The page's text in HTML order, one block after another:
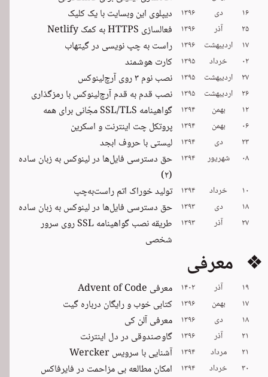
۱۶ دی ۱۳۹۶ دیپلوی این وبسایت با یک کلیک
۲۵ آذر ۱۳۹۶ فعالسازی HTTPS به کمک Netlify
۱۷ اردیبهشت ۱۳۹۶ راست به چپ نویسی در گیتهاب
۰۲ خرداد ۱۳۹۵ کارت هوشمند
۲۷ اردیبهشت ۱۳۹۵ نصب نوم ۳ روی آرچ‌لینوکس
۲۶ اردیبهشت ۱۳۹۵ نصب قدم به قدم آرچ‌لینوکس با رمزگذاری
۱۲ بهمن ۱۳۹۴ گواهینامه SSL/TLS مجّانی برای همه
۰۶ بهمن ۱۳۹۴ پروتکل چت اینترنت و اسکرین
۲۳ دی ۱۳۹۴ لیستی با حروف ابجد
۰۸ شهریور ۱۳۹۴
حق دسترسی فایل‌ها در لینوکس به زبان ساده
(۲)
۱۰ خرداد ۱۳۹۴ تولید خوراک اتم راست‌به‌چپ
۱۸ دی ۱۳۹۳ حق دسترسی فایل‌ها در لینوکس به زبان ساده
۲۷ آذر ۱۳۹۳
طریقه نصب گواهینامه SSL روی سرور
شخصی
❖ معرفی
۱۹ آذر ۱۴۰۲ معرفی Advent of Code
۱۷ بهمن ۱۳۹۶ کتابی خوب و رایگان درباره گیت
۱۸ دی ۱۳۹۶ معرفی آلن کی
۲۱ آذر ۱۳۹۶ گاوصندوقی در دل اینترنت
۲۱ مرداد ۱۳۹۴ آشنایی با سرویس Wercker
۳۰ خرداد ۱۳۹۴ امکان مطالعه بی مزاحمت در فایرفاکس